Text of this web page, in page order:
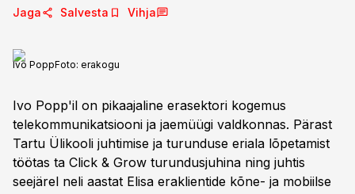
Jaga Salvesta Vihja
Ivo PoppFoto: erakogu
Ivo Popp'il on pikaajaline erasektori kogemus
telekommunikatsiooni ja jaemüügi valdkonnas. Pärast
Tartu Ülikooli juhtimise ja turunduse eriala lõpetamist
töötas ta Click & Grow turundusjuhina ning juhtis
seejärel neli aastat Elisa eraklientide kõne- ja mobiilse